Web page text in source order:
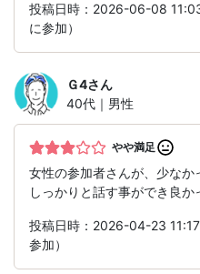
投稿日時：2026-06-08
に参加）
Ｇ4さん
40代｜男性
やや満足
女性の参加者さんが、少なか
しっかりと話す事ができ良か
投稿日時：2026-04-23
参加）